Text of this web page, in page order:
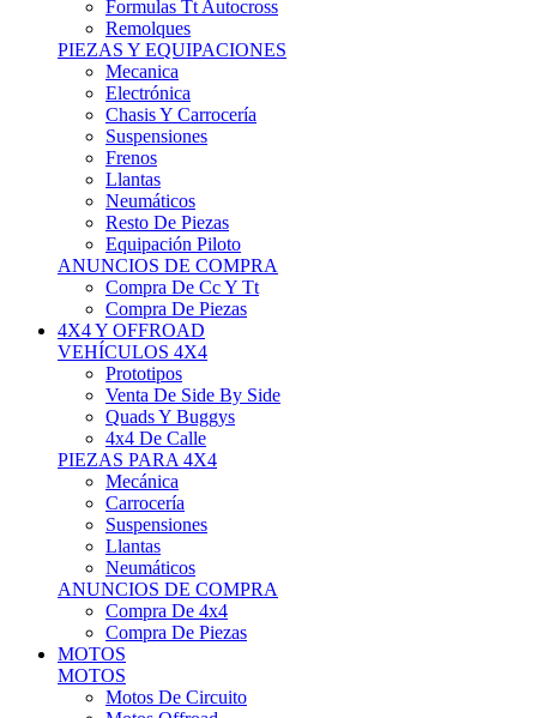
Formulas Tt Autocross
Remolques
PIEZAS Y EQUIPACIONES
Mecanica
Electrónica
Chasis Y Carrocería
Suspensiones
Frenos
Llantas
Neumáticos
Resto De Piezas
Equipación Piloto
ANUNCIOS DE COMPRA
Compra De Cc Y Tt
Compra De Piezas
4X4 Y OFFROAD
VEHÍCULOS 4X4
Prototipos
Venta De Side By Side
Quads Y Buggys
4x4 De Calle
PIEZAS PARA 4X4
Mecánica
Carrocería
Suspensiones
Llantas
Neumáticos
ANUNCIOS DE COMPRA
Compra De 4x4
Compra De Piezas
MOTOS
MOTOS
Motos De Circuito